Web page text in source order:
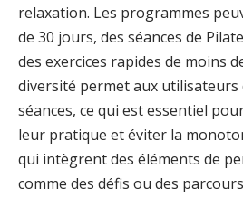
relaxation. Les programmes
de 30 jours, des séances de
des exercices rapides de moins
diversité permet aux utilisateurs
séances, ce qui est essentiel
leur pratique et éviter la
qui intègrent des éléments de
comme des défis ou des